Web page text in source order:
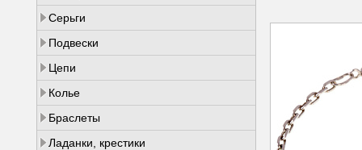
Серьги
Подвески
Цепи
Колье
Браслеты
Ладанки, крестики